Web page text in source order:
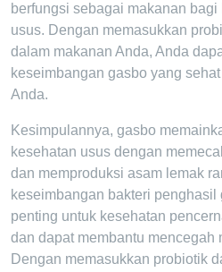
berfungsi sebagai makanan
usus. Dengan memasukkan
dalam makanan Anda, Anda
keseimbangan gasbo yang
Anda.
Kesimpulannya, gasbo
kesehatan usus dengan
dan memproduksi asam lemak
keseimbangan bakteri penghasil
penting untuk kesehatan
dan dapat membantu mencegah
Dengan memasukkan probiotik